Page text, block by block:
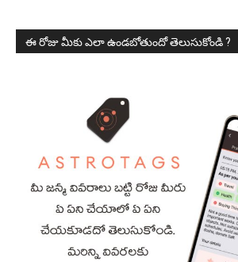
ఈ రోజు మీకు ఎలా ఉండబోతుందో తెలుసుకోండి ?